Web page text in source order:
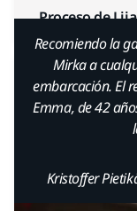
Recomiendo la
Mirka a
embarcación. El
Emma, de 42
Kristoffer
Proceso de